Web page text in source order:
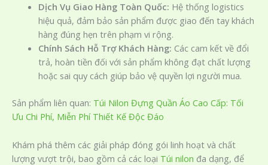
Dịch Vụ Giao Hàng Toàn Quốc: Hệ thống logistics
hiệu quả, đảm bảo sản phẩm được giao đến tay khách
hàng đúng hẹn trên phạm vi rộng.
Chính Sách Hỗ Trợ Khách Hàng: Các cam kết về đổi
trả, hoàn tiền đối với sản phẩm không đạt chất lượng
hoặc sai quy cách giúp bảo vệ quyền lợi người mua.
Sản phẩm liên quan: Túi Nilon Đựng Quần Áo Cao Cấp: Tối
Ưu Chi Phí, Miễn Phí Thiết Kế Độc Đáo
Khám phá thêm các giải pháp đóng gói linh hoạt và chất
lượng vượt trội, bao gồm cả các loại Túi nilon đa dạng, để